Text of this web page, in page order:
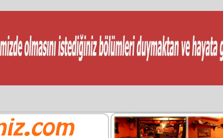
verebilir ,sponsor olabilirsiniz.
haritası
? ÜCRETSİZ ekleyin.
doğru adresKıbrıs Pazarı
yararlanın.